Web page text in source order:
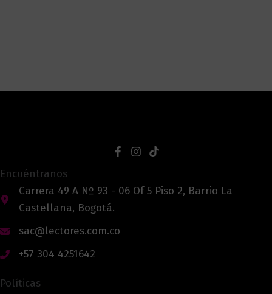
Encuéntranos
Carrera 49 A Nº 93 - 06 Of 5 Piso 2, Barrio La
Castellana, Bogotá.
sac@lectores.com.co
+57 304 4251642
Políticas